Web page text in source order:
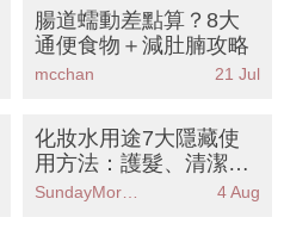
腸道蠕動差點算？8大
通便食物＋減肚腩攻略
mcchan 21 Jul
化妝水用途7大隱藏使
用方法：護髮、清潔殺
菌、美背等教學
4 Aug